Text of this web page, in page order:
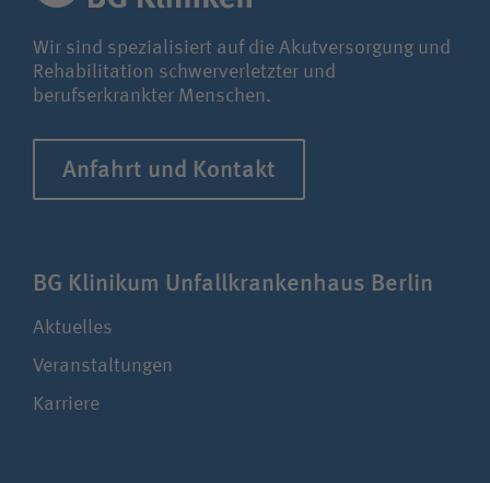
Wir sind spezialisiert auf die Akutversorgung und
Rehabilitation schwerverletzter und
berufserkrankter Menschen.
Anfahrt und Kontakt
BG Klinikum Unfall­kranken­haus Berlin
Aktuelles
Veranstaltungen
Karriere